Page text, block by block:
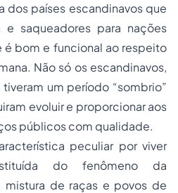
dos países escandinavos que
e saqueadores para nações
bom e funcional ao respeito
Não só os escandinavos,
um período “sombrio”
evoluir e proporcionar aos
públicos com qualidade.
peculiar por viver
do fenômeno da
mistura de raças e povos de